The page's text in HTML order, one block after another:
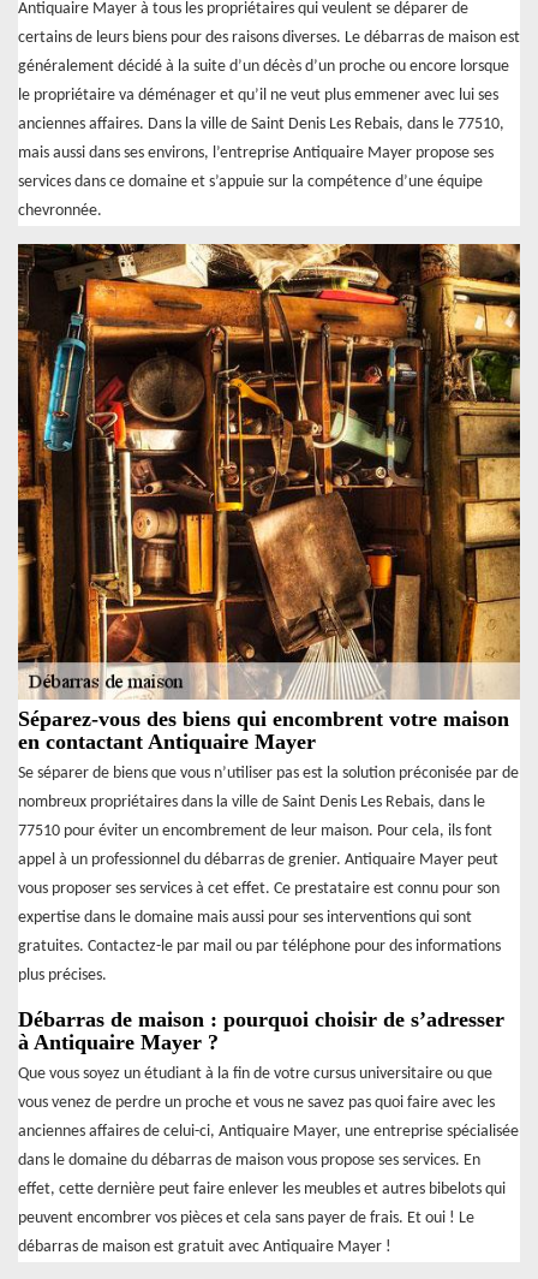
Antiquaire Mayer à tous les propriétaires qui veulent se déparer de
certains de leurs biens pour des raisons diverses. Le débarras de maison est
généralement décidé à la suite d’un décès d’un proche ou encore lorsque
le propriétaire va déménager et qu’il ne veut plus emmener avec lui ses
anciennes affaires. Dans la ville de Saint Denis Les Rebais, dans le 77510,
mais aussi dans ses environs, l’entreprise Antiquaire Mayer propose ses
services dans ce domaine et s’appuie sur la compétence d’une équipe
chevronnée.
Séparez-vous des biens qui encombrent votre maison
en contactant Antiquaire Mayer
Se séparer de biens que vous n’utiliser pas est la solution préconisée par de
nombreux propriétaires dans la ville de Saint Denis Les Rebais, dans le
77510 pour éviter un encombrement de leur maison. Pour cela, ils font
appel à un professionnel du débarras de grenier. Antiquaire Mayer peut
vous proposer ses services à cet effet. Ce prestataire est connu pour son
expertise dans le domaine mais aussi pour ses interventions qui sont
gratuites. Contactez-le par mail ou par téléphone pour des informations
plus précises.
Débarras de maison : pourquoi choisir de s’adresser
à Antiquaire Mayer ?
Que vous soyez un étudiant à la fin de votre cursus universitaire ou que
vous venez de perdre un proche et vous ne savez pas quoi faire avec les
anciennes affaires de celui-ci, Antiquaire Mayer, une entreprise spécialisée
dans le domaine du débarras de maison vous propose ses services. En
effet, cette dernière peut faire enlever les meubles et autres bibelots qui
peuvent encombrer vos pièces et cela sans payer de frais. Et oui ! Le
débarras de maison est gratuit avec Antiquaire Mayer !